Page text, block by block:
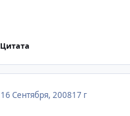
Цитата
16 Сентября, 200817 г